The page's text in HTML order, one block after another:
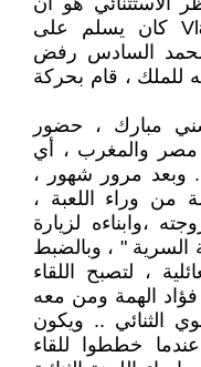
الرئيس الروسي Vladimir Poutine كان يسلم على
السادس رفض
للملك ، قام بحركة
مبارك ، حضور
مصر والمغرب ، أي
مرور شهور ،
من وراء اللعبة ،
،وابناءه لزيارة
السرية " ، وبالضبط
، لتصبح اللقاء
الهمة ومن معه
الثنائي .. ويكون
خططوا للقاء